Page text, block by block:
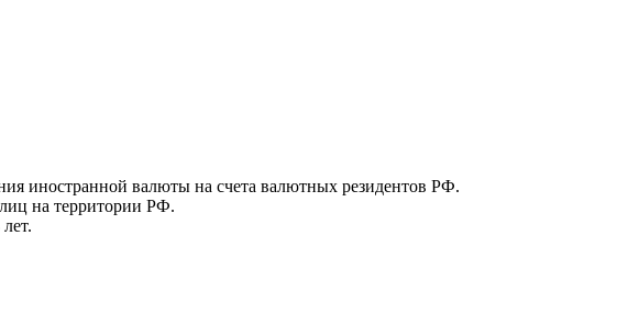
иностранной валюты на счета валютных резидентов РФ.
на территории РФ.